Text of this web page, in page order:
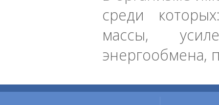
среди
массы,
энергообмена,